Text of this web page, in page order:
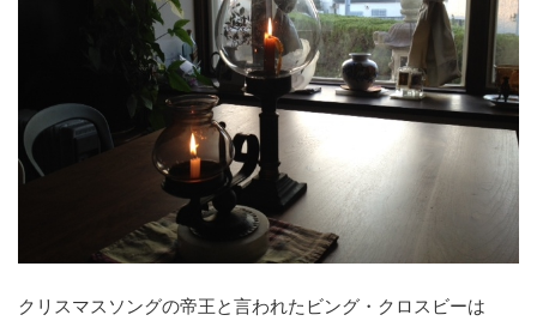
クリスマスソングの帝王と言われたビング・クロスビーは